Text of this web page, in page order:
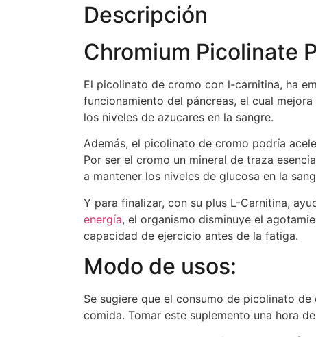
Descripción
Chromium Picolinate
El picolinato de cromo con l-carnitina, ha
funcionamiento del páncreas, el cual
los niveles de azucares en la sangre.
Además, el picolinato de cromo podría
Por ser el cromo un mineral de traza
a mantener los niveles de glucosa en la
Y para finalizar, con su plus L-Carnitina,
energía, el organismo disminuye el
capacidad de ejercicio antes de la fatiga.
Modo de usos:
Se sugiere que el consumo de picolinato
comida. Tomar este suplemento una hora